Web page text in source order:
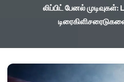
லிப்பிட் பேனல் முடிவுகள்: